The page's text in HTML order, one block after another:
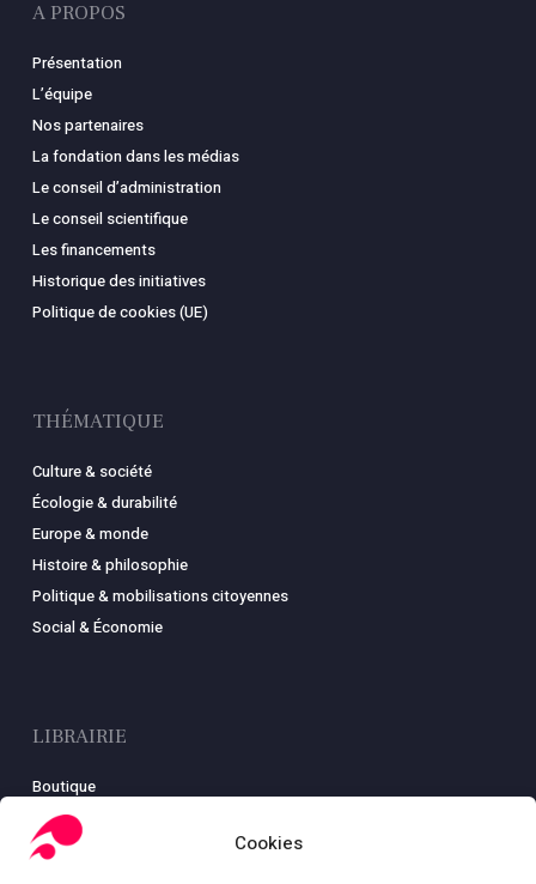
Cookies
A PROPOS
Présentation
L’équipe
Nos partenaires
La fondation dans les médias
Le conseil d’administration
Le conseil scientifique
Les financements
Historique des initiatives
Politique de cookies (UE)
THÉMATIQUE
Culture & société
Écologie & durabilité
Europe & monde
Histoire & philosophie
Politique & mobilisations citoyennes
Social & Économie
LIBRAIRIE
Boutique
Carte
Mon compte